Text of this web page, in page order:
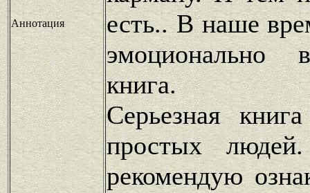
Аннотация
есть.. В наше
эмоционально
книга.
Серьезная
простых людей.
рекомендую